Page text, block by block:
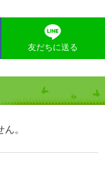
友だちに送る
。